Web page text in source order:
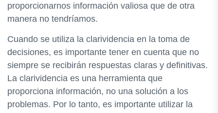
proporcionarnos información valiosa que de otra
manera no tendríamos.
Cuando se utiliza la clarividencia en la toma de
decisiones, es importante tener en cuenta que no
siempre se recibirán respuestas claras y definitivas.
La clarividencia es una herramienta que
proporciona información, no una solución a los
problemas. Por lo tanto, es importante utilizar la